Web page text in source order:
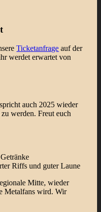
Ticketanfrage auf der
werdet erwartet von
auch 2025 wieder
werden. Freut euch
Riffs und guter Laune
Mitte, wieder
Metalfans wird. Wir